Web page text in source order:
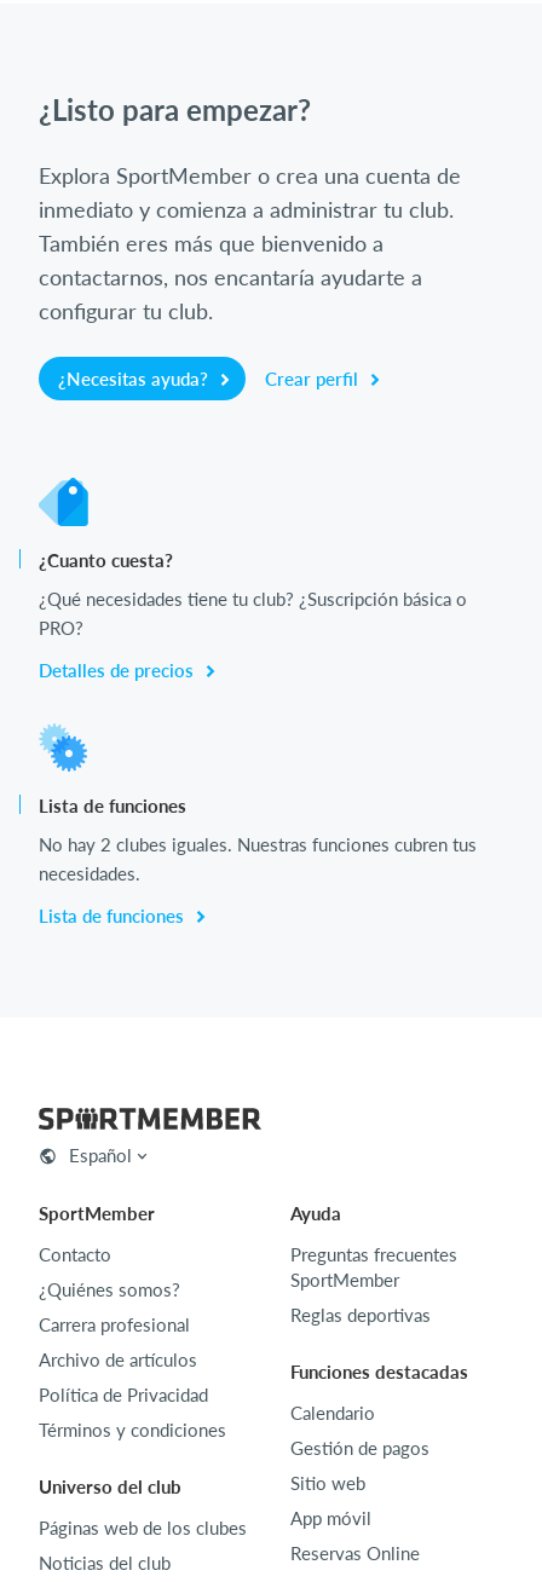
¿Listo para empezar?
Explora SportMember o crea una cuenta de
inmediato y comienza a administrar tu club.
También eres más que bienvenido a
contactarnos, nos encantaría ayudarte a
configurar tu club.
¿Necesitas ayuda? Crear perfil
¿Cuanto cuesta?
¿Qué necesidades tiene tu club? ¿Suscripción básica o
PRO?
Detalles de precios
Lista de funciones
No hay 2 clubes iguales. Nuestras funciones cubren tus
necesidades.
Lista de funciones
Español
SportMember
Contacto
¿Quiénes somos?
Carrera profesional
Archivo de artículos
Política de Privacidad
Términos y condiciones
Universo del club
Páginas web de los clubes
Noticias del club
Ayuda
Preguntas frecuentes
SportMember
Reglas deportivas
Funciones destacadas
Calendario
Gestión de pagos
Sitio web
App móvil
Reservas Online